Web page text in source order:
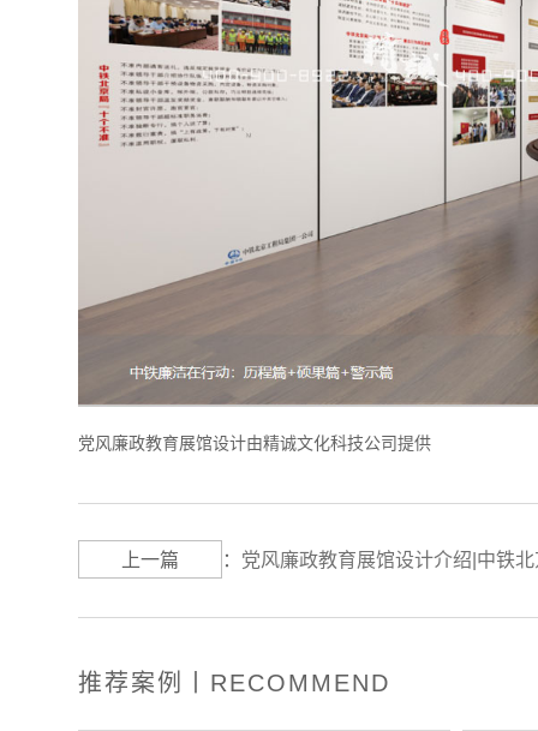
党风廉政教育展馆设计由精诚文化科技公司提供
上一篇 ： 党风廉政教育展馆设计介绍|中铁
推荐案例丨RECOMMEND